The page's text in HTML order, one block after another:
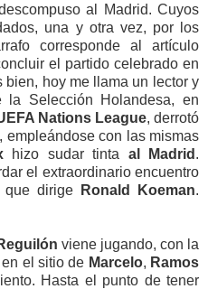
al Madrid. Cuyos
una y otra vez, por los
corresponde al artículo
el partido celebrado en
bien, hoy me llama un lector y
la Selección Holandesa, en
Nations League, derrotó
empleándose con las mismas
hizo sudar tinta al Madrid .
el extraordinario encuentro
que dirige
Ronald Koeman.
viene jugando, con la
el sitio de Marcelo, Ramos
Hasta el punto de tener